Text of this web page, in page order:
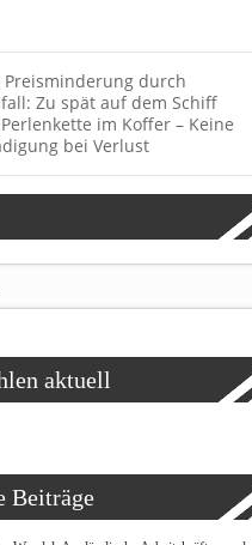
Preisminderung durch
Zu spät auf dem Schiff
Perlenkette im Koffer – Keine
bei Verlust
aktuell
Beiträge